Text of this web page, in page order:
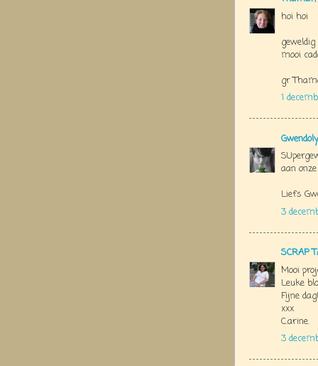
hoi hoi
mooi
gr
1
aan
Liefs
3
SCRAP
Mooi
Leuke
Fijne dag!
xxx
C.arine.
3